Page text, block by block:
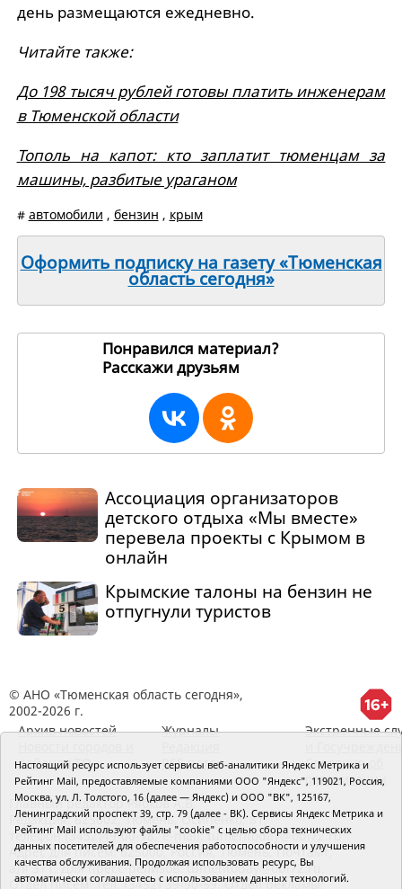
день размещаются ежедневно.
Читайте также:
До 198 тысяч рублей готовы платить инженерам
в Тюменской области
Тополь на капот: кто заплатит тюменцам за
машины, разбитые ураганом
# автомобили , бензин , крым
Оформить подписку на газету «Тюменская
область сегодня»
Понравился материал?
Расскажи друзьям
Ассоциация организаторов
детского отдыха «Мы вместе»
перевела проекты с Крымом в
онлайн
Крымские талоны на бензин не
отпугнули туристов
© АНО «Тюменская область сегодня»,
2002-2026 г.
Архив новостей
районов ТО
Журналы
RSS поток
Экстренные
Сведения об
организации
Главный редактор Рябков А.В.
Редакция: 625002, Тюмень, Осипенко, 81,
телефон (3452)49-00-18, e-mail: tumentoday@obl72.ru
Адрес для писем: 625000, Россия, Тюмень, Почтамт,
а/я 371. Для пресс-релизов: tumentoday@obl72.ru.
Отдел писем: тел. (3452) 39-90-59. Отдел рекламы:
Настоящий ресурс использует сервисы веб-аналитики Яндекс Метрика и
Рейтинг Mail, предоставляемые компаниями ООО "Яндекс", 119021, Россия,
Москва, ул. Л. Толстого, 16 (далее — Яндекс) и ООО "ВК", 125167,
Ленинградский проспект 39, стр. 79 (далее - ВК). Сервисы Яндекс Метрика и
Рейтинг Mail используют файлы "cookie" с целью сбора технических
данных посетителей для обеспечения работоспособности и улучшения
качества обслуживания. Продолжая использовать ресурс, Вы
автоматически соглашаетесь с использованием данных технологий.